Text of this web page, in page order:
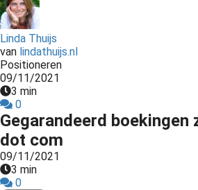
Linda Thuijs
van lindathuijs.nl
Positioneren
09/11/2021
3 min
0
Gegarandeerd boekingen
dot com
09/11/2021
3 min
0